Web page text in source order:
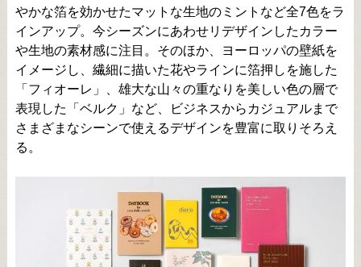
やかな箔を効かせたマットな生地のミントなど全7色をラ
インアップ。今シーズンにあわせリデザインしたカラー
や生地の素材感に注目。そのほか、ヨーロッパの壁紙を
イメージし、繊細に描いた花やラインに箔押しを施した
「フィオーレ」、雄大な山々の重なりを美しい色の層で
表現した「ベルク」など、ビジネスからカジュアルまで
さまざまなシーンで使えるデザインを豊富に取りそろえ
る。